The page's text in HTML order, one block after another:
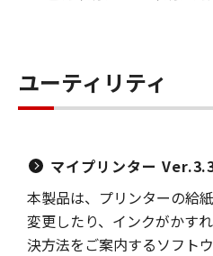
ユーティリティ
マイプリンター
本製品は、プリンターの給
変更したり、インクがかす
決方法をご案内するソフトウ